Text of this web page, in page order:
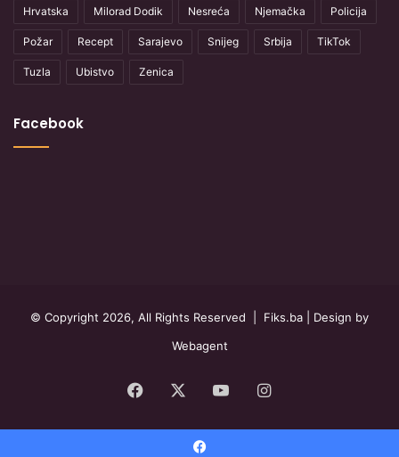
Hrvatska Milorad Dodik Nesreća Njemačka Policija
Požar Recept Sarajevo Snijeg Srbija TikTok
Tuzla Ubistvo Zenica
Facebook
© Copyright 2026, All Rights Reserved | Fiks.ba | Design by
Webagent
Facebook YouTubeInstagram